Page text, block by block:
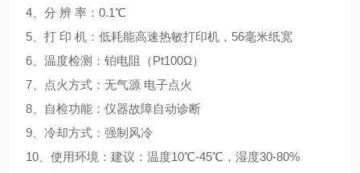
4、分 辨 率：0.1℃
5、打 印 机：低耗能高速热敏打印机，56毫米纸宽
6、温度检测：铂电阻（Pt100Ω）
7、点火方式：无气源 电子点火
8、自检功能：仪器故障自动诊断
9、冷却方式：强制风冷
10、使用环境：建议：温度10℃-45℃，湿度30-80%